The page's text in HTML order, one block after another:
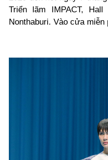
Triển lãm IMPACT, Hall
Nonthaburi. Vào cửa miễn